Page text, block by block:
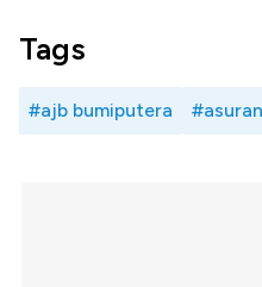
Tags
#ajb bumiputera